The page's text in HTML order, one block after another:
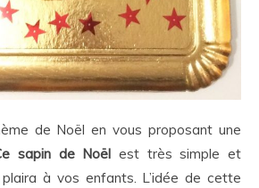
de Noël en vous proposant une
sapin de Noël est très simple et
à vos enfants. L’idée de cette